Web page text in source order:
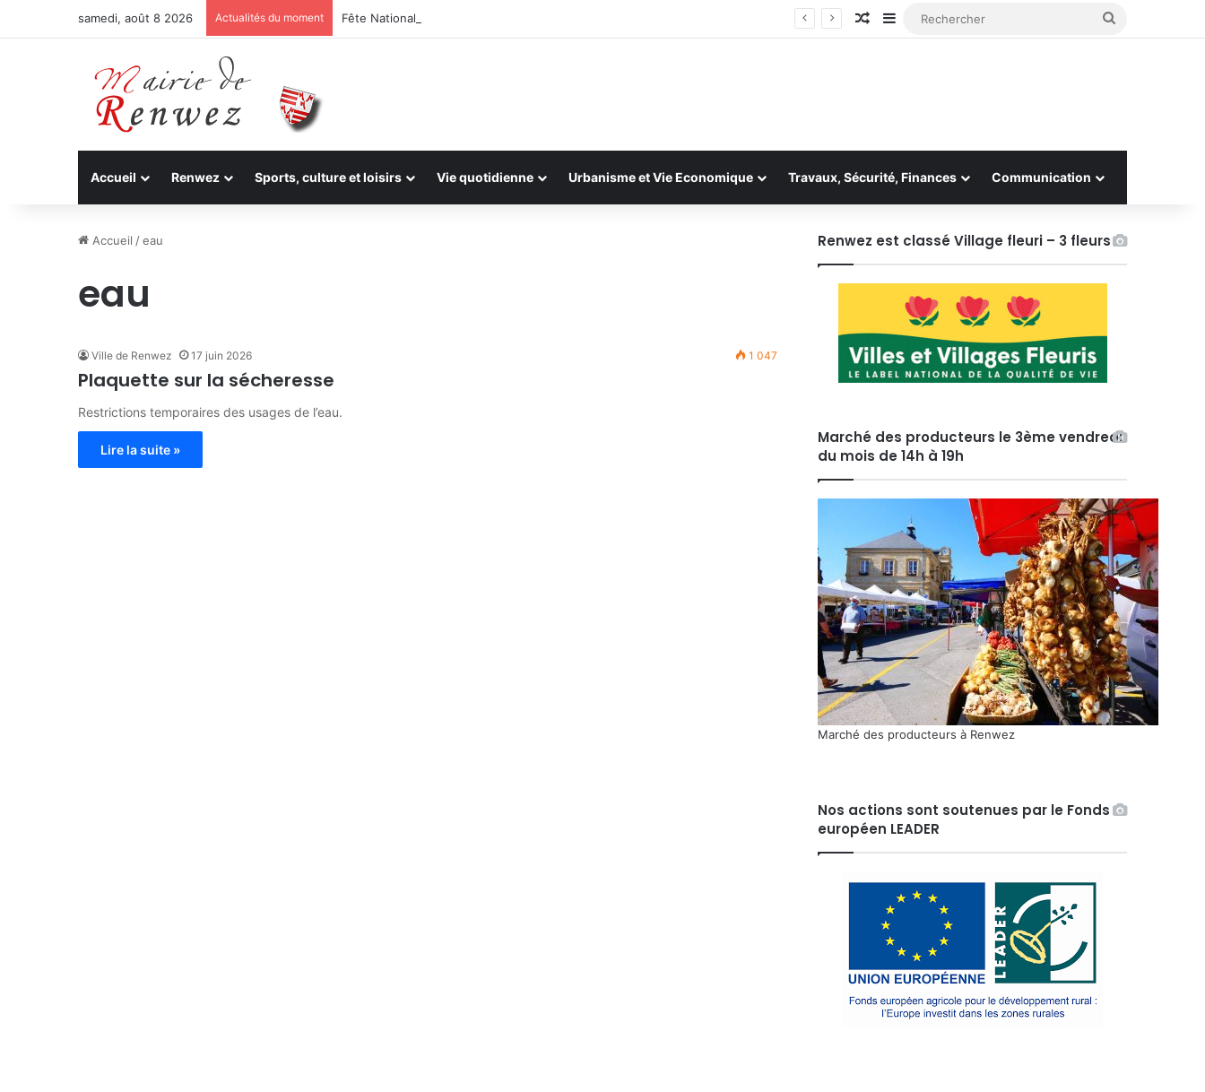
samedi, août 8 2026 Actualités du moment Fête Nationale : 13 et 14 juillet 2026 Article Aléatoire
Sidebar (barre latérale)
Accueil Renwez Sports, culture et loisirs Vie quotidienne Urbanisme et Vie Economique Travaux, Sécurité, Finances Communication
Accueil /eau
eau
Ville de Renwez 17 juin 2026 1 047
Plaquette sur la sécheresse
Restrictions temporaires des usages de l’eau.
Lire la suite »
Renwez est classé Village fleuri – 3 fleurs
Marché des producteurs le 3ème vendredi
du mois de 14h à 19h
Marché des producteurs à Renwez
Nos actions sont soutenues par le Fonds
européen LEADER